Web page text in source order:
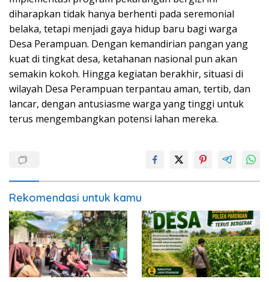
diharapkan tidak hanya berhenti pada seremonial
belaka, tetapi menjadi gaya hidup baru bagi warga
Desa Perampuan. Dengan kemandirian pangan yang
kuat di tingkat desa, ketahanan nasional pun akan
semakin kokoh. Hingga kegiatan berakhir, situasi di
wilayah Desa Perampuan terpantau aman, tertib, dan
lancar, dengan antusiasme warga yang tinggi untuk
terus mengembangkan potensi lahan mereka.
Rekomendasi untuk kamu